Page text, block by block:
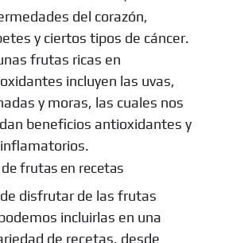
del corazón,
y ciertos tipos de cáncer.
frutas ricas en
incluyen las uvas,
y moras, las cuales nos
beneficios antioxidantes y
frutas en recetas
disfrutar de las frutas
incluirlas en una
de recetas, desde